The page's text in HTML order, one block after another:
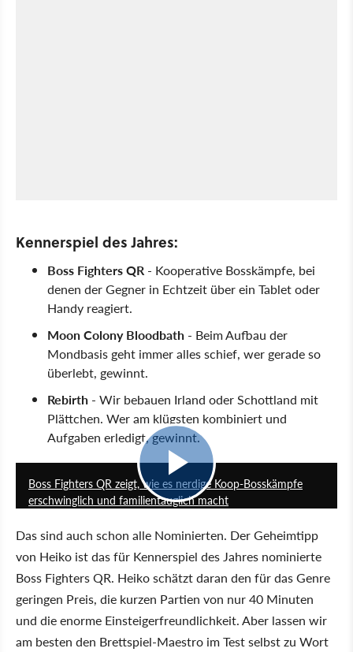
Kennerspiel des Jahres:
Boss Fighters QR - Kooperative Bosskämpfe, bei
denen der Gegner in Echtzeit über ein Tablet oder
Handy reagiert.
Moon Colony Bloodbath - Beim Aufbau der
Mondbasis geht immer alles schief, wer gerade so
überlebt, gewinnt.
Rebirth - Wir bebauen Irland oder Schottland mit
Plättchen. Wer am klügsten kombiniert und
Aufgaben erledigt, gewinnt.
Boss Fighters QR zeigt, wie es nerdige Koop-Bosskämpfe
erschwinglich und familientauglich macht
Das sind auch schon alle Nominierten. Der Geheimtipp
von Heiko ist das für Kennerspiel des Jahres nominierte
Boss Fighters QR. Heiko schätzt daran den für das Genre
geringen Preis, die kurzen Partien von nur 40 Minuten
und die enorme Einsteigerfreundlichkeit. Aber lassen wir
am besten den Brettspiel-Maestro im Test selbst zu Wort